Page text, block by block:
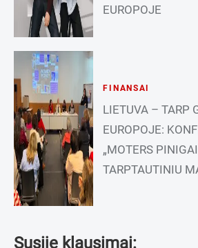
EUROPOJE
FINANSAI
LIETUVA – TARP
EUROPOJE:
„MOTERS
TARPTAUTINIU
Susiję klausimai: